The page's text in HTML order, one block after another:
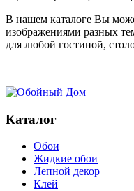
В нашем каталоге Вы
изображениями разных
для любой гостиной,
Каталог
Обои
Жидкие обои
Лепной декор
Клей